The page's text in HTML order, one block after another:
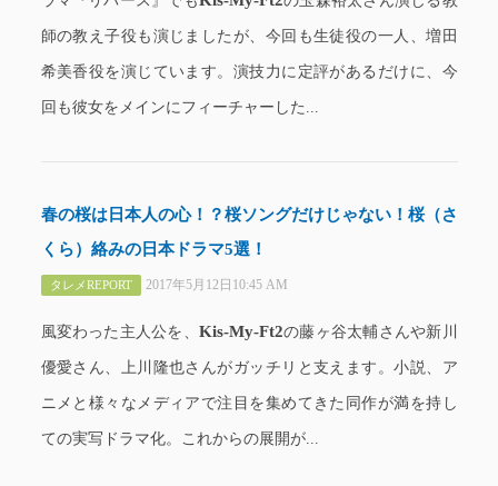
師の教え子役も演じましたが、今回も生徒役の一人、増田
希美香役を演じています。演技力に定評があるだけに、今
回も彼女をメインにフィーチャーした...
春の桜は日本人の心！？桜ソングだけじゃない！桜（さ
くら）絡みの日本ドラマ5選！
タレメREPORT 2017年5月12日10:45 AM
風変わった主人公を、 Kis-My-Ft2の藤ヶ谷太輔さんや新川
優愛さん、上川隆也さんがガッチリと支えます。小説、ア
ニメと様々なメディアで注目を集めてきた同作が満を持し
ての実写ドラマ化。これからの展開が...